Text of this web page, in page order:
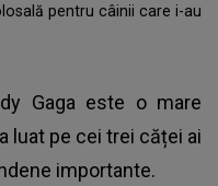
pentru câinii care i-au
Gaga este o mare
luat pe cei trei căței ai
importante.